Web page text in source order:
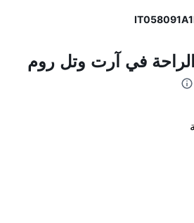
الراحة في آرت وتل روم